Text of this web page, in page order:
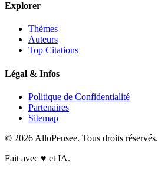
Explorer
Thèmes
Auteurs
Top Citations
Légal & Infos
Politique de Confidentialité
Partenaires
Sitemap
© 2026 AlloPensee. Tous droits réservés.
Fait avec ♥ et IA.